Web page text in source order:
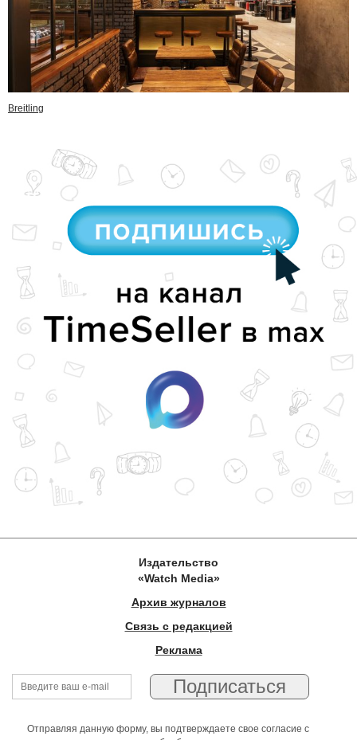
Breitling
Издательство
«Watch Media»
Архив журналов
Связь с редакцией
Реклама
Отправляя данную форму, вы подтверждаете свое согласие с